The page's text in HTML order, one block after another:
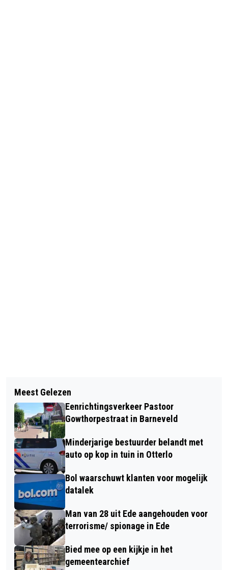
117E CONCOURS HIPPIQUE
BENNEKOM OP HEMELVAARTSDAG 9
MEI 2024
AVONDWANDELING LANGS DELEN VAN
DE GREBBELINIE
Meest Gelezen
Eenrichtingsverkeer Pastoor
Gowthorpestraat in Barneveld
Minderjarige bestuurder belandt met
auto op kop in tuin in Otterlo
Bol waarschuwt klanten voor mogelijk
datalek
Man van 28 uit Ede aangehouden voor
terrorisme/ spionage in Ede
Bied mee op een kijkje in het
gemeentearchief